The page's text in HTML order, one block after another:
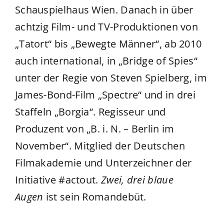
Schauspielhaus Wien. Danach in über
achtzig Film- und TV-Produktionen von
„Tatort“ bis „Bewegte Männer“, ab 2010
auch international, in „Bridge of Spies“
unter der Regie von Steven Spielberg, im
James-Bond-Film „Spectre“ und in drei
Staffeln „Borgia“. Regisseur und
Produzent von „B. i. N. – Berlin im
November“. Mitglied der Deutschen
Filmakademie und Unterzeichner der
Initiative #actout. Zwei, drei blaue
Augen ist sein Romandebüt.